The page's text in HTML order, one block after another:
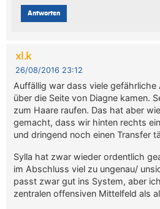
Antworten
xl.k
26/08/2016 23:12
Auffällig war dass viele gefährliche
über die Seite von Diagne kamen.
zum Haare raufen. Das hat aber
gemacht, dass wir hinten rechts
und dringend noch einen Transfer
Sylla hat zwar wieder ordentlich
im Abschluss viel zu ungenau/
passt zwar gut ins System, aber
zentralen offensiven Mittelfeld als